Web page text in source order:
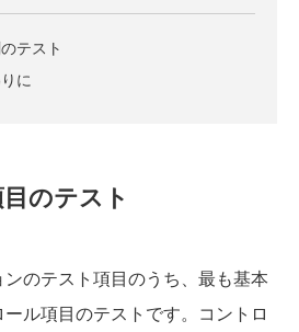
テスト
に
のテスト
のテスト項目のうち、最も基本
ル項目のテストです。コントロ